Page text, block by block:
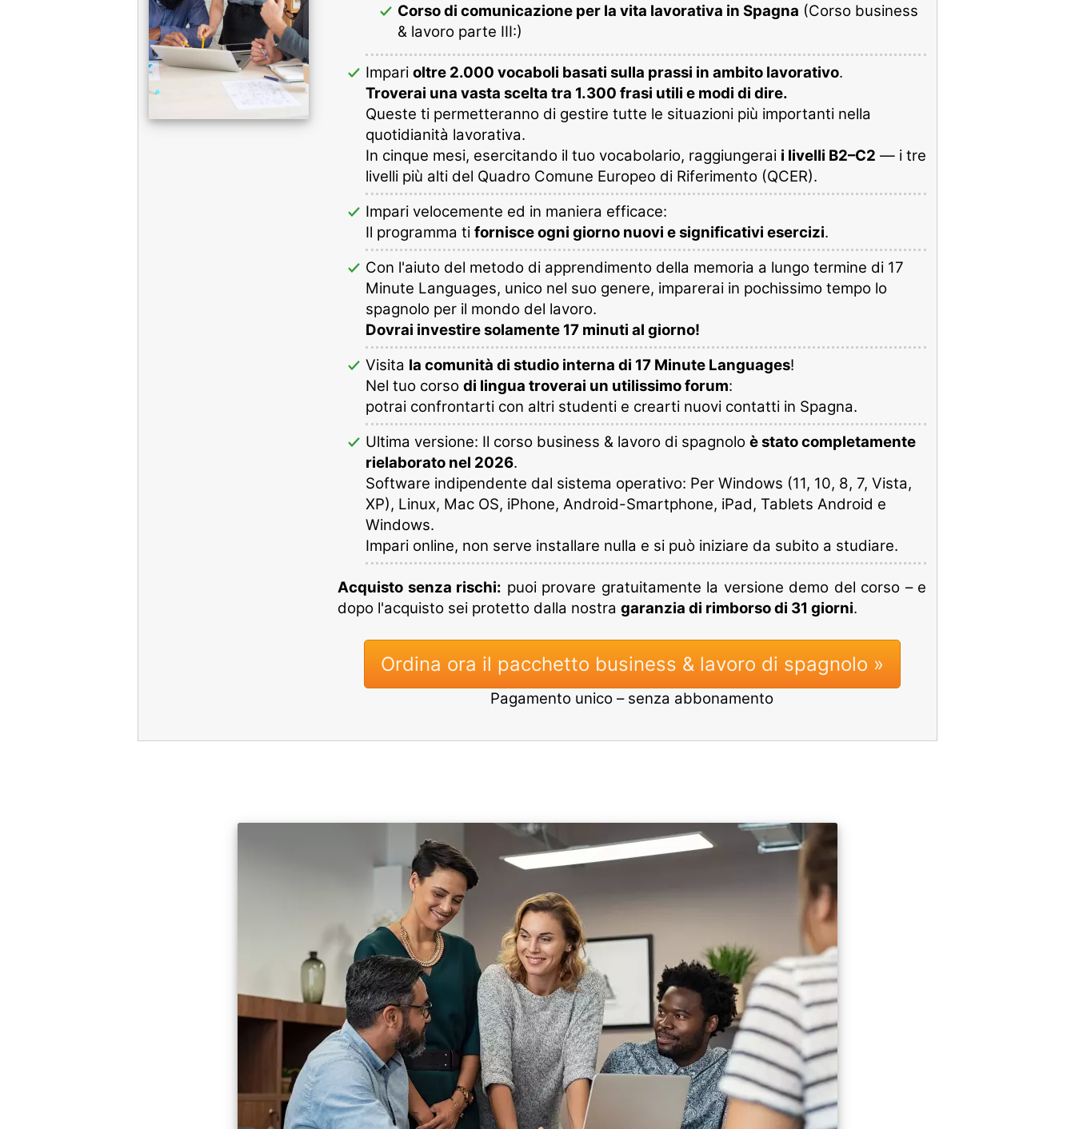
Corso di comunicazione per la vita lavorativa in Spagna (Corso business
& lavoro parte III:)
Impari oltre 2.000 vocaboli basati sulla prassi in ambito lavorativo.
Troverai una vasta scelta tra 1.300 frasi utili e modi di dire.
Queste ti permetteranno di gestire tutte le situazioni più importanti nella
quotidianità lavorativa.
In cinque mesi, esercitando il tuo vocabolario, raggiungerai i livelli B2–C2 — i tre
livelli più alti del Quadro Comune Europeo di Riferimento (QCER).
Impari velocemente ed in maniera efficace:
Il programma ti fornisce ogni giorno nuovi e significativi esercizi.
Con l'aiuto del metodo di apprendimento della memoria a lungo termine di 17
Minute Languages, unico nel suo genere, imparerai in pochissimo tempo lo
spagnolo per il mondo del lavoro.
Dovrai investire solamente 17 minuti al giorno!
Visita la comunità di studio interna di 17 Minute Languages!
Nel tuo corso di lingua troverai un utilissimo forum:
potrai confrontarti con altri studenti e crearti nuovi contatti in Spagna.
Ultima versione: Il corso business & lavoro di spagnolo è stato completamente
rielaborato nel 2026.
Software indipendente dal sistema operativo: Per Windows (11, 10, 8, 7, Vista,
XP), Linux, Mac OS, iPhone, Android-Smartphone, iPad, Tablets Android e
Windows.
Impari online, non serve installare nulla e si può iniziare da subito a studiare.
Acquisto senza rischi: puoi provare gratuitamente la versione demo del corso – e
dopo l'acquisto sei protetto dalla nostra garanzia di rimborso di 31 giorni.
Ordina ora il pacchetto business & lavoro di spagnolo »
Pagamento unico – senza abbonamento